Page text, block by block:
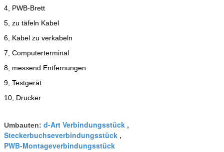
4, PWB-Brett
5, zu täfeln Kabel
6, Kabel zu verkabeln
7, Computerterminal
8, messend Entfernungen
9, Testgerät
10, Drucker
Umbauten: d-Art Verbindungsstück ,
Steckerbuchseverbindungsstück ,
PWB-Montageverbindungsstück